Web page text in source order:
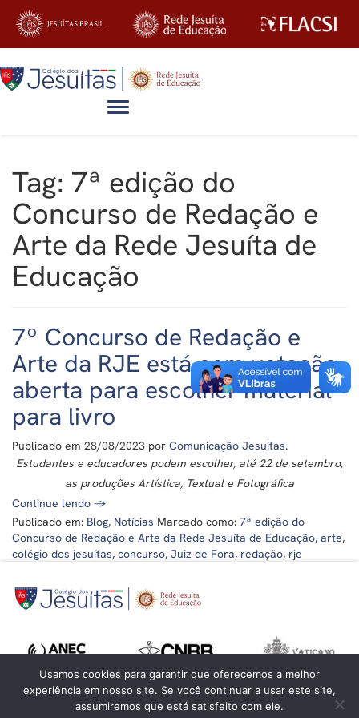
Alternar navegação
Tag: 7ª edição do
Concurso de Redação e
Arte da Rede Jesuíta de
Educação
7º Concurso de Redação e
Arte da RJE está com votação
aberta para escolher material
para livro
Publicado em 28/08/2023 por Comunicação Jesuitas.
Estudantes e educadores podem escolher, até 22 de setembro,
as produções Artística, Textual e Fotográfica
Continue lendo →
Publicado em: Blog, Notícias Marcado como: 7ª edição do
Concurso de Redação e Arte da Rede Jesuíta de Educação, arte,
colégio dos jesuítas, concurso, Juiz de Fora, redação, rje
Usamos cookies para garantir que oferecemos a melhor
experiência em nosso site. Se você continuar a usar este site,
assumiremos que está satisfeito com ele.